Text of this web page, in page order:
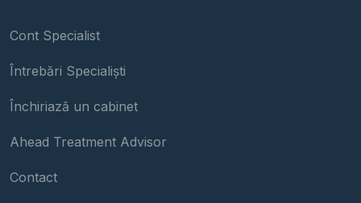
Cont Specialist
Întrebări Specialiști
Închiriază un cabinet
Ahead Treatment Advisor
Contact